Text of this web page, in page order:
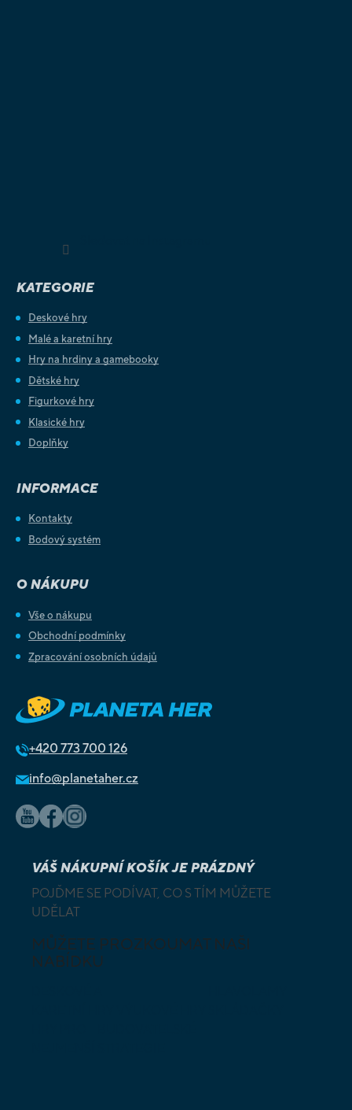
KATEGORIE
Deskové hry
Malé a karetní hry
Hry na hrdiny a gamebooky
Dětské hry
Figurkové hry
Klasické hry
Doplňky
INFORMACE
Kontakty
Bodový systém
O NÁKUPU
Vše o nákupu
Obchodní podmínky
Zpracování osobních údajů
+420 773 700 126
info@planetaher.cz
VÁŠ NÁKUPNÍ KOŠÍK JE PRÁZDNÝ
POJĎME SE PODÍVAT, CO S TÍM MŮŽETE
UDĚLAT
MŮŽETE PROZKOUMAT NAŠI
NABÍDKU